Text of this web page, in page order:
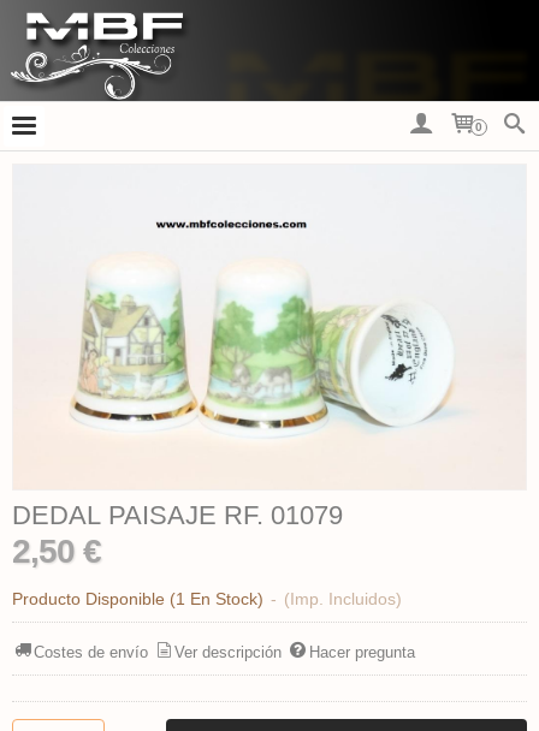
0
DEDAL PAISAJE RF. 01079
2,50 €
Producto Disponible (1 En Stock) - (Imp. Incluidos)
Costes de envío Ver descripción Hacer pregunta